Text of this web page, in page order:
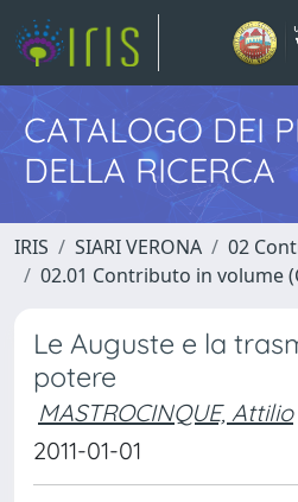
CATALOGO DEI
DELLA RICERCA
IRIS SIARI VERONA
02
02.01 Contributo in volume
Le Auguste e la
potere
MASTROCINQUE, Attilio
2011-01-01